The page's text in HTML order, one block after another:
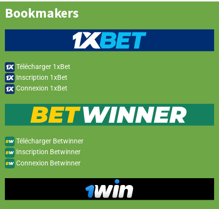
Bookmakers
Télécharger 1xBet
Inscription 1xBet
Connexion 1xBet
Télécharger Betwinner
Inscription Betwinner
Connexion Betwinner